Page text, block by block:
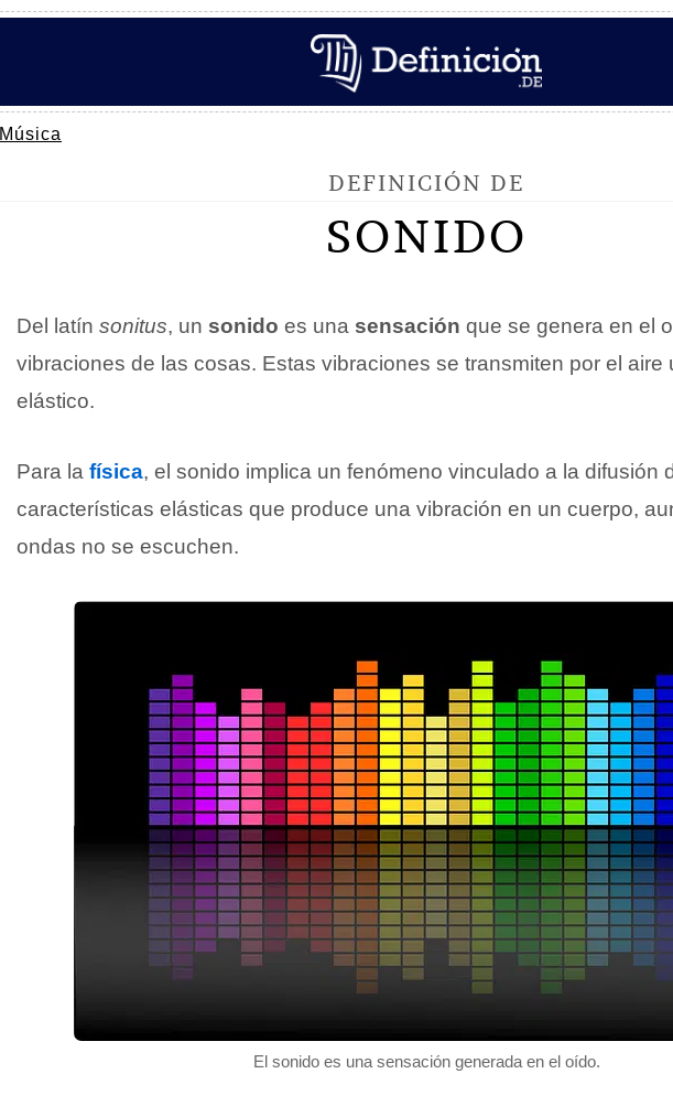
Música
DEFINICIÓN DE
SONIDO
El sonido es una sensación generada en el oído.
Del latín sonitus, un sonido es una sensación que se genera en el
vibraciones de las cosas. Estas vibraciones se transmiten por el aire
elástico.
Para la física, el sonido implica un fenómeno vinculado a la difusión
características elásticas que produce una vibración en un cuerpo,
ondas no se escuchen.